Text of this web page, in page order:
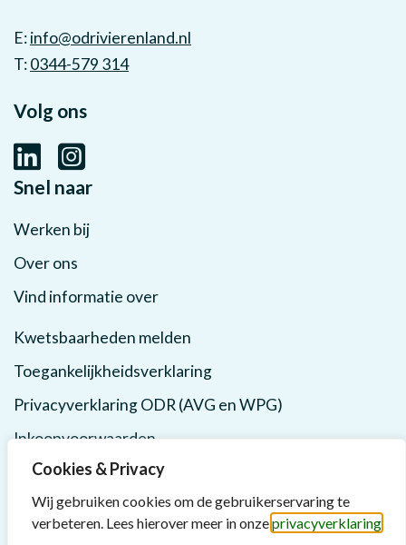
Cookies & Privacy
Wij gebruiken cookies om de gebruikerservaring te
verbeteren. Lees hierover meer in onzeprivacyverklaring
E:info@odrivierenland.nl
T:0344-579 314
Volg ons
Snel naar
Werken bij
Over ons
Vind informatie over
Kwetsbaarheden melden
Toegankelijkheidsverklaring
Privacyverklaring ODR (AVG en WPG)
Inkoopvoorwaarden